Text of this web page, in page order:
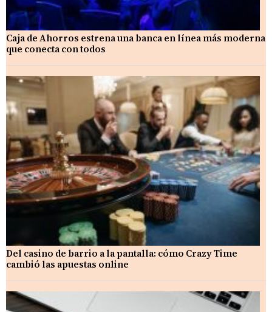
Caja de Ahorros estrena una banca en línea más moderna
que conecta con todos
Del casino de barrio a la pantalla: cómo Crazy Time
cambió las apuestas online